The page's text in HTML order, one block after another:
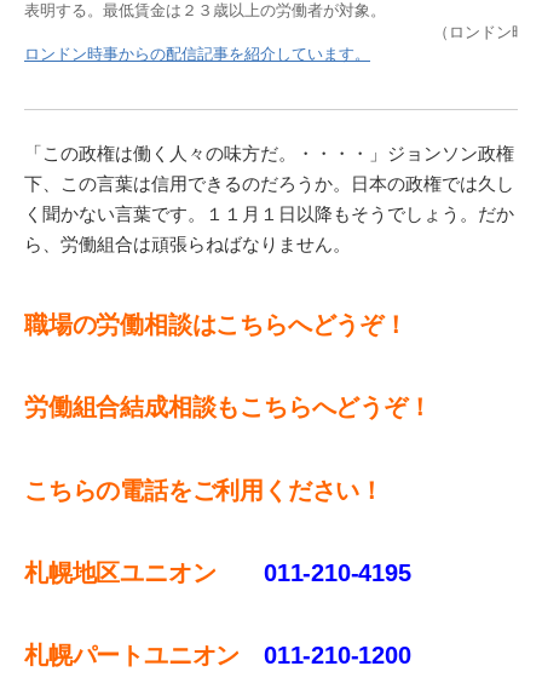
表明する。最低賃金は２３歳以上の労働者が対象。
ロンドン時事からの配信記事を紹介しています。
「この政権は働く人々の味方だ。・・・・」ジョンソン政権
下、この言葉は信用できるのだろうか。日本の政権では久し
く聞かない言葉です。１１月１日以降もそうでしょう。だか
ら、労働組合は頑張らねばなりません。
職場の労働相談はこちらへどうぞ！
労働組合結成相談もこちらへどうぞ！
こちらの電話をご利用ください！
札幌地区ユニオン 011-210-4195
札幌パートユニオン 011‐210-1200